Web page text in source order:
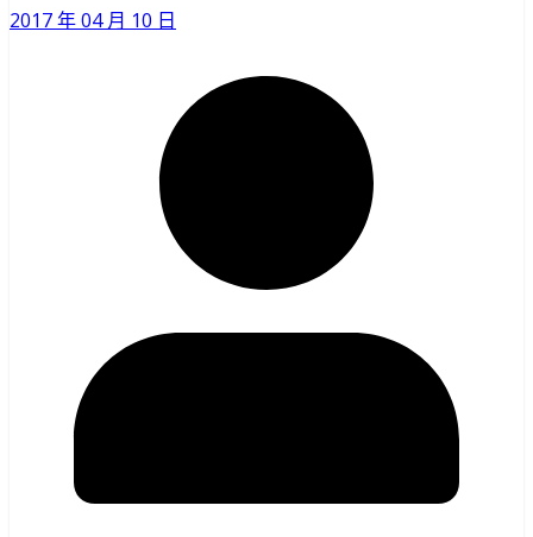
2017 年 04 月 10 日